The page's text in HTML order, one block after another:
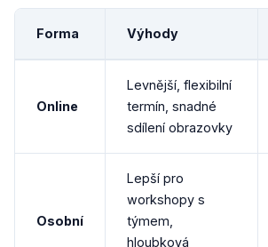
Forma Výhody
Online
Levnější, flexibilní
termín, snadné
sdílení obrazovky
Osobní
Lepší pro
workshopy s
týmem,
hloubková